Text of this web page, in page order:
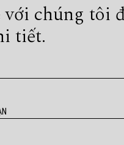
chúng tôi
tiết.